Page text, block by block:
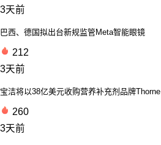
3天前
巴西、德国拟出台新规监管Meta智能眼镜
212
3天前
宝洁将以38亿美元收购营养补充剂品牌Thorne
260
3天前